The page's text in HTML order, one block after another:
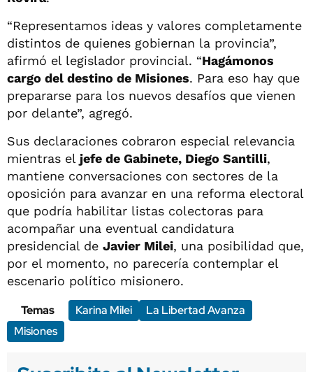
“Representamos ideas y valores completamente
distintos de quienes gobiernan la provincia”,
afirmó el legislador provincial. “Hagámonos
cargo del destino de Misiones. Para eso hay que
prepararse para los nuevos desafíos que vienen
por delante”, agregó.
Sus declaraciones cobraron especial relevancia
mientras el jefe de Gabinete, Diego Santilli,
mantiene conversaciones con sectores de la
oposición para avanzar en una reforma electoral
que podría habilitar listas colectoras para
acompañar una eventual candidatura
presidencial de Javier Milei, una posibilidad que,
por el momento, no parecería contemplar el
escenario político misionero.
Temas
Karina Milei
La Libertad Avanza
Misiones